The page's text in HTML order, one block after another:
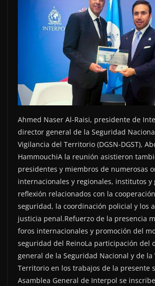
Ahmed Naser Al-Raisi, presidente de
director general de la Seguridad
Vigilancia del Territorio (DGSN-DGST),
HammouchiA la reunión asistieron
presidentes y miembros de numerosas
internacionales y regionales, institutos y
reflexión relacionados con la
seguridad, la coordinación policial y los
justicia penal.Refuerzo de la presencia
foros internacionales y promoción del
seguridad del ReinoLa participación del
general de la Seguridad Nacional y de la
Territorio en los trabajos de la presente
Asamblea General de Interpol se